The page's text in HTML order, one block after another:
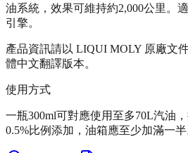
油系統，效果可維持約2,000公里。
引擎。
產品資訊請以 LIQUI MOLY 原廠文
體中文翻譯版本。
使用方式
一瓶300ml可對應使用至多70L汽油
0.5%比例添加，油箱應至少加滿一半